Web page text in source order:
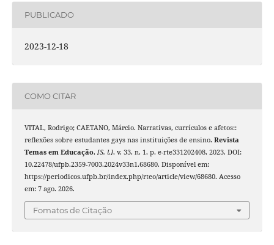
PUBLICADO
2023-12-18
COMO CITAR
VITAL, Rodrigo; CAETANO, Márcio. Narrativas, currículos e afetos::
reflexões sobre estudantes gays nas instituições de ensino. Revista
Temas em Educação, [S. l.], v. 33, n. 1, p. e-rte331202408, 2023. DOI:
10.22478/ufpb.2359-7003.2024v33n1.68680. Disponível em:
https://periodicos.ufpb.br/index.php/rteo/article/view/68680. Acesso
em: 7 ago. 2026.
Fomatos de Citação